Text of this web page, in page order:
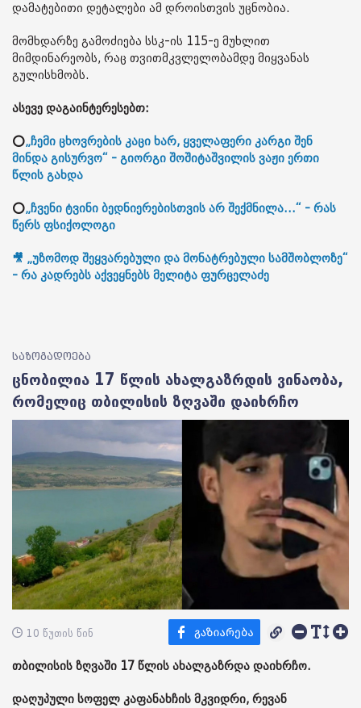
დამატებითი დეტალები ამ დროისთვის უცნობია.
მომხდარზე გამოძიება სსკ-ის 115-ე მუხლით
მიმდინარეობს, რაც თვითმკვლელობამდე მიყვანას
გულისხმობს.
ასევე დაგაინტერესებთ:
⭕„ჩემი ცხოვრების კაცი ხარ, ყველაფერი კარგი შენ
მინდა გისურვო“ - გიორგი შოშიტაშვილის ვაჟი ერთი
წლის გახდა
⭕„ჩვენი ტვინი ბედნიერებისთვის არ შექმნილა...“ - რას
წერს ფსიქოლოგი
🎥 „უზომოდ შეყვარებული და მონატრებული სამშობლოზე“
- რა კადრებს აქვეყნებს მელიტა ფურცელაძე
საზოგადოება
ცნობილია 17 წლის ახალგაზრდის ვინაობა,
რომელიც თბილისის ზღვაში დაიხრჩო
10 წუთის წინ
თბილისის ზღვაში 17 წლის ახალგაზრდა დაიხრჩო.
დაღუპული სოფელ კაფანახჩის მკვიდრი, რევან